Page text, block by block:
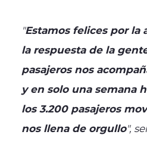
"Estamos felices por la
la respuesta de la
pasajeros nos
y en solo una semana
los 3.200 pasajeros
nos llena de orgullo",